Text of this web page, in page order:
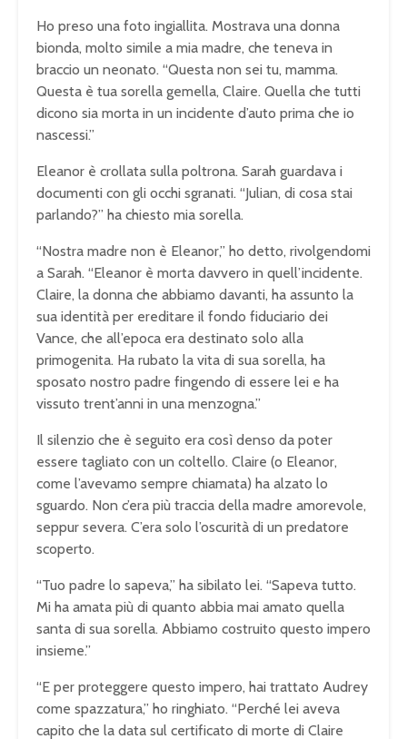
Ho preso una foto ingiallita. Mostrava una donna
bionda, molto simile a mia madre, che teneva in
braccio un neonato. “Questa non sei tu, mamma.
Questa è tua sorella gemella, Claire. Quella che tutti
dicono sia morta in un incidente d’auto prima che io
nascessi.”
Eleanor è crollata sulla poltrona. Sarah guardava i
documenti con gli occhi sgranati. “Julian, di cosa stai
parlando?” ha chiesto mia sorella.
“Nostra madre non è Eleanor,” ho detto, rivolgendomi
a Sarah. “Eleanor è morta davvero in quell’incidente.
Claire, la donna che abbiamo davanti, ha assunto la
sua identità per ereditare il fondo fiduciario dei
Vance, che all’epoca era destinato solo alla
primogenita. Ha rubato la vita di sua sorella, ha
sposato nostro padre fingendo di essere lei e ha
vissuto trent’anni in una menzogna.”
Il silenzio che è seguito era così denso da poter
essere tagliato con un coltello. Claire (o Eleanor,
come l’avevamo sempre chiamata) ha alzato lo
sguardo. Non c’era più traccia della madre amorevole,
seppur severa. C’era solo l’oscurità di un predatore
scoperto.
“Tuo padre lo sapeva,” ha sibilato lei. “Sapeva tutto.
Mi ha amata più di quanto abbia mai amato quella
santa di sua sorella. Abbiamo costruito questo impero
insieme.”
“E per proteggere questo impero, hai trattato Audrey
come spazzatura,” ho ringhiato. “Perché lei aveva
capito che la data sul certificato di morte di Claire